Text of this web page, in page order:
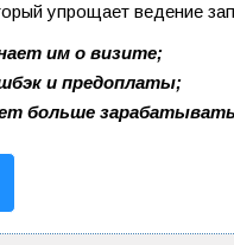
упрощает ведение
им о визите;
и предоплаты;
больше